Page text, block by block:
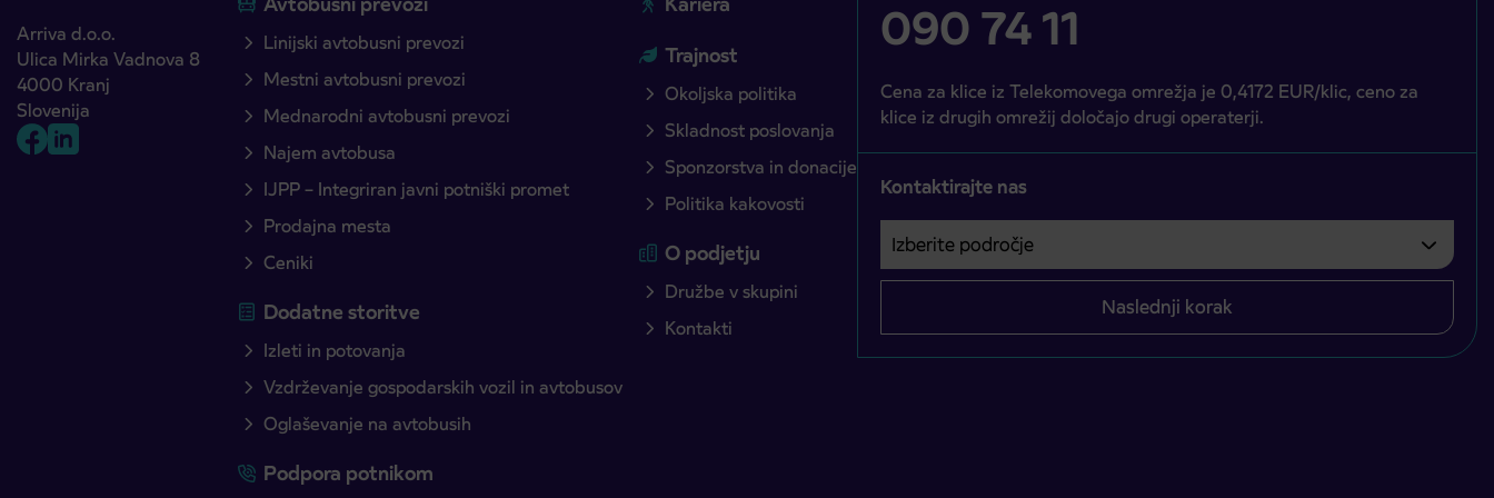
Arriva d.o.o.
Ulica Mirka Vadnova 8
4000 Kranj
Slovenija
Linijski avtobusni prevozi
Mestni avtobusni prevozi
Mednarodni avtobusni prevozi
Najem avtobusa
IJPP – Integriran javni potniški promet
Prodajna mesta
Ceniki
Dodatne storitve
Izleti in potovanja
Vzdrževanje gospodarskih vozil in avtobusov
Oglaševanje na avtobusih
Podpora potnikom
Trajnost
Okoljska politika
Skladnost poslovanja
Sponzorstva in donacije
Politika kakovosti
O podjetju
Družbe v skupini
Kontakti
090 74 11
Cena za klice iz Telekomovega omrežja je 0,4172 EUR/klic, ceno za
klice iz drugih omrežij določajo drugi operaterji.
Kontaktirajte nas
Izberite področje
Področje je obvezno izbrati.
Naslednji korak